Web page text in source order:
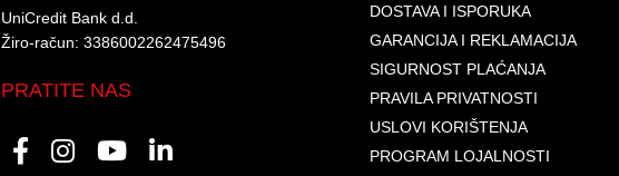
UniCredit Bank d.d.​
Žiro-račun: 3386002262475496​​
PRATITE NAS
DOSTAVA I ISPORUKA
GARANCIJA I REKLAMACIJA
SIGURNOST PLAĆANJA
PRAVILA PRIVATNOSTI
USLOVI KORIŠTENJA
PROGRAM LOJALNOSTI